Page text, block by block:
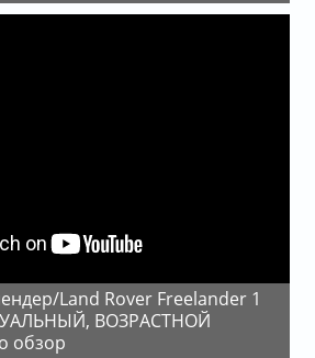
ВОЗРАСТНОЙ
обзор